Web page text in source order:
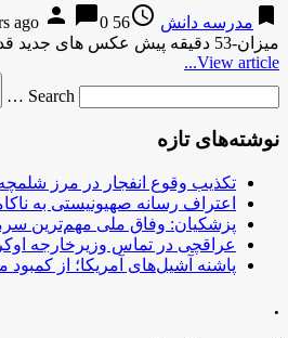
bookmark مدرسه دانش access_time
56 years ago
person chat_bubble0
میزان-53 دقیقه پیش عکس های جدید قدیر نیوز
View article...
Search …
نوشته‌های تازه
تکذیب وقوع انفجار در مرز
اعتراف رسانه صهیونیستی به
پزشکیان: وفاق ملی مهم‌ترین
عراقچی در تماس وزیرخارجه
پاشنه آشیل‌های آمریکا؛ از
.